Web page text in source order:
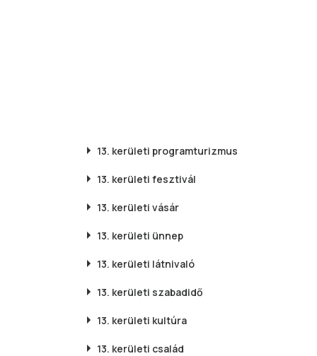
13. kerületi programturizmus
13. kerületi fesztivál
13. kerületi vásár
13. kerületi ünnep
13. kerületi látnivaló
13. kerületi szabadidő
13. kerületi kultúra
13. kerületi család